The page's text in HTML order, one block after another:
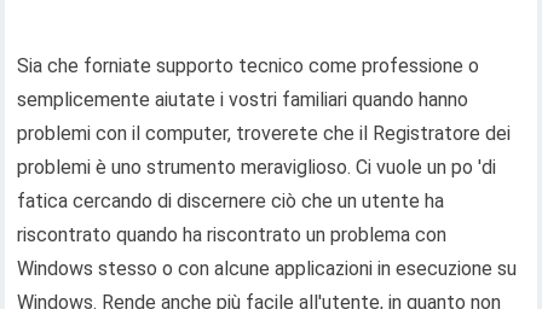
Sia che forniate supporto tecnico come professione o
semplicemente aiutate i vostri familiari quando hanno
problemi con il computer, troverete che il Registratore dei
problemi è uno strumento meraviglioso. Ci vuole un po 'di
fatica cercando di discernere ciò che un utente ha
riscontrato quando ha riscontrato un problema con
Windows stesso o con alcune applicazioni in esecuzione su
Windows. Rende anche più facile all'utente, in quanto non